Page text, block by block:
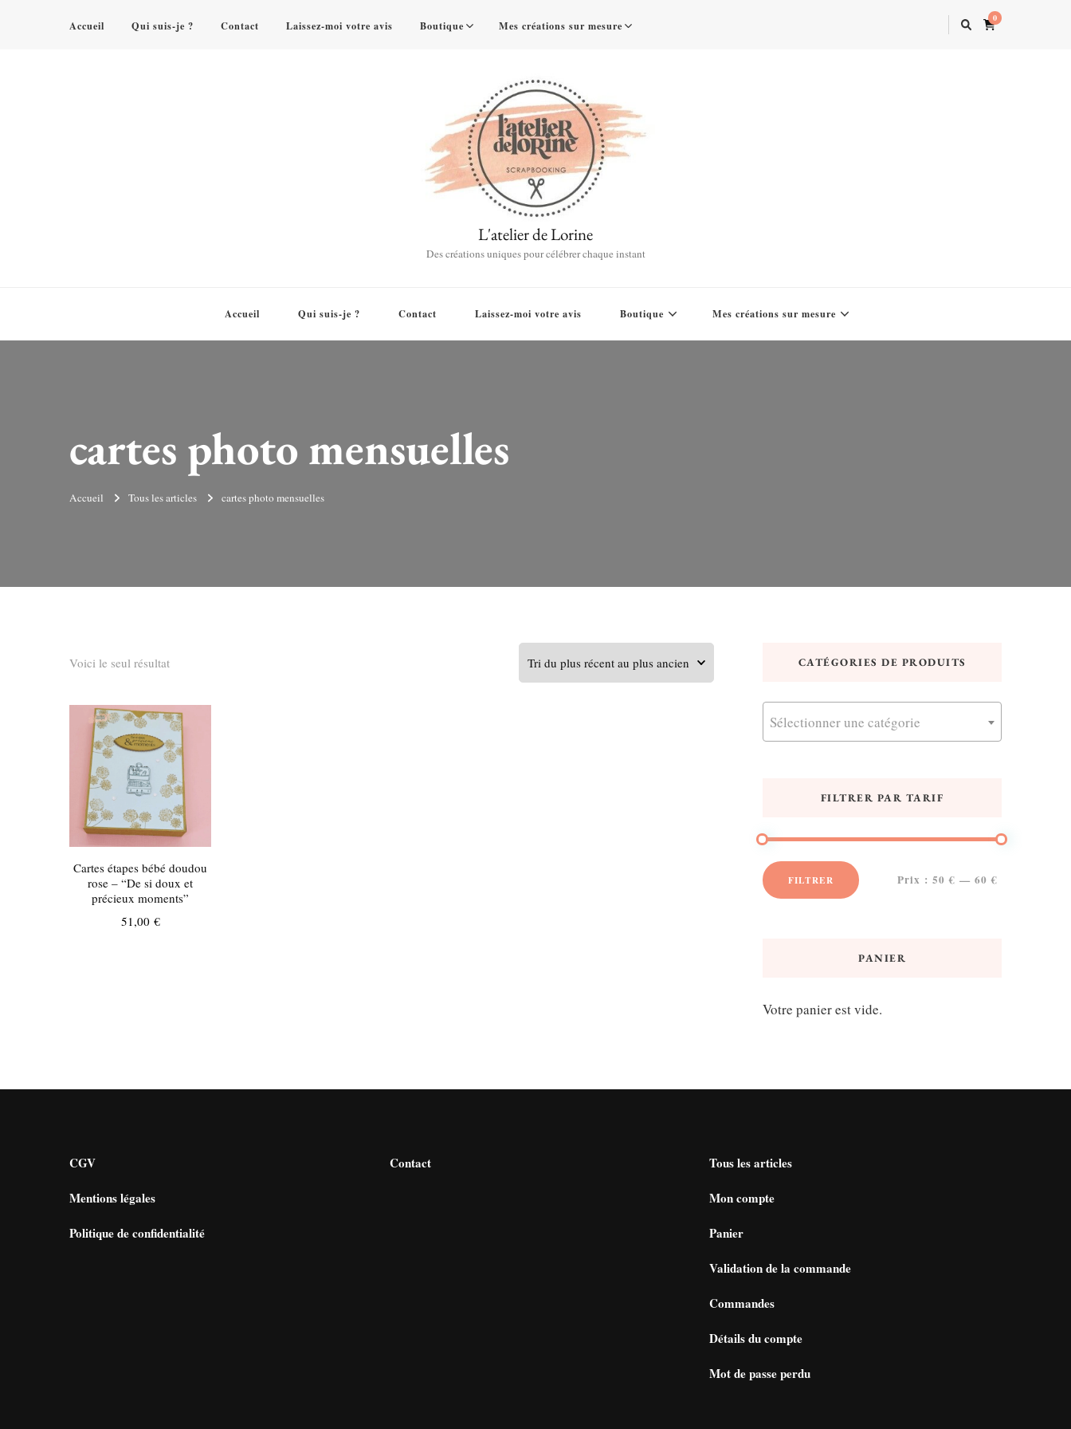
Accueil Qui suis-je ? Contact Laissez-moi votre avis Boutique Mes créations sur mesure
0
L'atelier de Lorine
Des créations uniques pour célébrer chaque instant
Accueil Qui suis-je ? Contact Laissez-moi votre avis Boutique Mes créations sur mesure
cartes photo mensuelles
Accueil Tous les articles cartes photo mensuelles
Voici le seul résultat
Cartes étapes bébé doudou
rose – “De si doux et
précieux moments”
51,00 €
CATÉGORIES DE PRODUITS
Sélectionner une catégorie
FILTRER PAR TARIF
FILTRER Prix : 50 € — 60 €
PANIER
Votre panier est vide.
CGV
Mentions légales
Politique de confidentialité
Contact
Tous les articles
Mon compte
Panier
Validation de la commande
Commandes
Détails du compte
Mot de passe perdu